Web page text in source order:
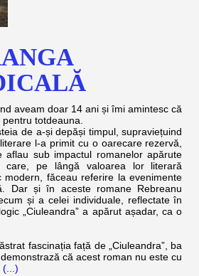
aveam doar 14 ani și îmi amintesc că
totdeauna.
de a-și depăși timpul, supraviețuind
l-a primit cu o oarecare rezervă,
sub impactul romanelor apărute
care, pe lângă valoarea lor literară
făceau referire la evenimente
Dar și în aceste romane Rebreanu
și a celei individuale, reflectate în
„Ciuleandra” a apărut așadar, ca o
fascinația față de „Ciuleandra”, ba
că acest roman nu este cu
(...)